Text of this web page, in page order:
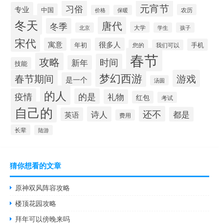
专业 中国 习俗 价格 保暖 元宵节 农历
冬天 冬季 北京 唐代 大学 学生 孩子
宋代 寓意 年初 很多人 您的 我们可以
手机
技能
攻略 新年 时间 春节
春节期间 是一个 梦幻西游 汤圆 游戏
疫情 的人 的是 礼物 红包 考试
自己的 英语 诗人 费用 还不 都是
长辈 陆游
猜你想看的文章
原神双风阵容攻略
楼顶花园攻略
拜年可以傍晚来吗